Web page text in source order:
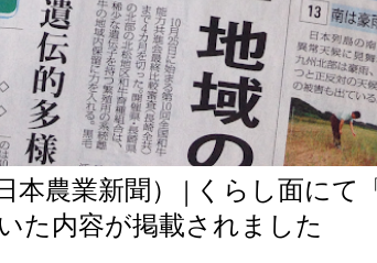
本農業新聞） | くらし面にて
た内容が掲載されました